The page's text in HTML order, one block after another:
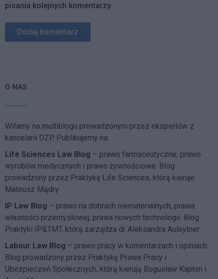
pisania kolejnych komentarzy.
O NAS
Witamy na multiblogu prowadzonym przez ekspertów z
kancelarii DZP. Publikujemy na:
Life Sciences Law Blog – prawo farmaceutyczne, prawo
wyrobów medycznych i prawo żywnościowe. Blog
prowadzony przez Praktykę Life Sciences, którą kieruje
Mateusz Mądry
IP Law Blog – prawo na dobrach niematerialnych, prawa
własności przemysłowej, prawa nowych technologii. Blog
Praktyki IP&TMT, którą zarządza dr Aleksandra Auleytner
Labour Law Blog – prawo pracy w komentarzach i opiniach.
Blog prowadzony przez Praktykę Prawa Pracy i
Ubezpieczeń Społecznych, którą kierują Bogusław Kapłon i